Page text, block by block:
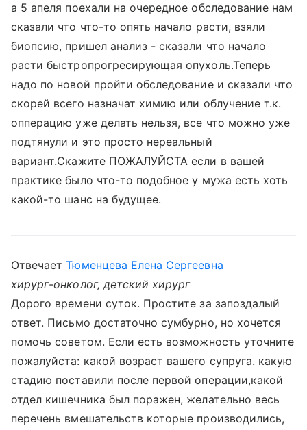
а 5 апеля поехали на очередное обследование нам
сказали что что-то опять начало расти, взяли
биопсию, пришел анализ - сказали что начало
расти быстропрогресирующая опухоль.Теперь
надо по новой пройти обследование и сказали что
скорей всего назначат химию или облучение т.к.
опперацию уже делать нельзя, все что можно уже
подтянули и это просто нереальный
вариант.Скажите ПОЖАЛУЙСТА если в вашей
практике было что-то подобное у мужа есть хоть
какой-то шанс на будущее.
ОтвечаетТюменцева Елена Сергеевна
хирург-онколог, детский хирург
Дорого времени суток. Простите за запоздалый
ответ. Письмо достаточно сумбурно, но хочется
помочь советом. Если есть возможность уточните
пожалуйста: какой возраст вашего супруга. какую
стадию поставили после первой операции,какой
отдел кишечника был поражен, желательно весь
перечень вмешательств которые производились,